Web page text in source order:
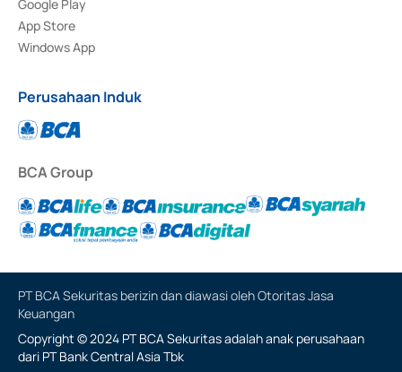
Google Play
App Store
Windows App
Perusahaan Induk
BCA Group
PT BCA Sekuritas berizin dan diawasi oleh Otoritas Jasa
Keuangan
Copyright © 2024 PT BCA Sekuritas adalah anak perusahaan
dari PT Bank Central Asia Tbk